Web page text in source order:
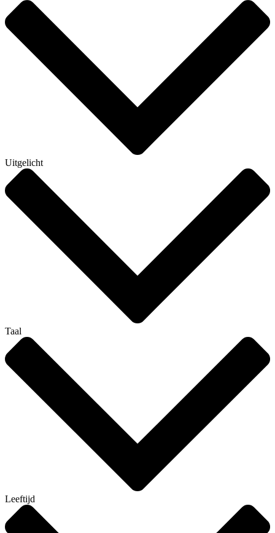
Uitgelicht
Taal
Leeftijd